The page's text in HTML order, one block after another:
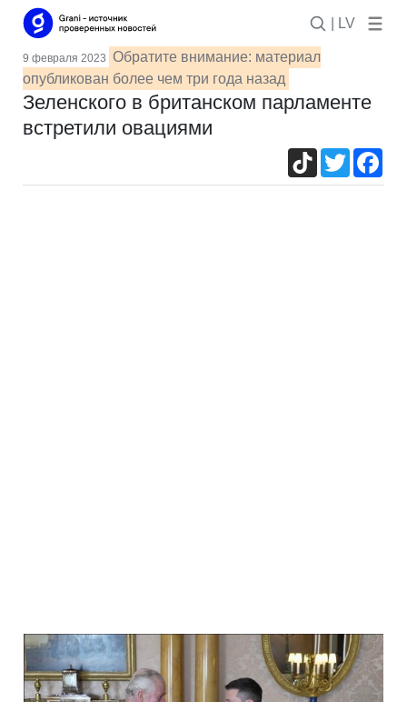
| LV
9 февраля 2023 Обратите внимание: материал
опубликован более чем три года назад
Зеленского в британском парламенте
встретили овациями
TikTokTwitter